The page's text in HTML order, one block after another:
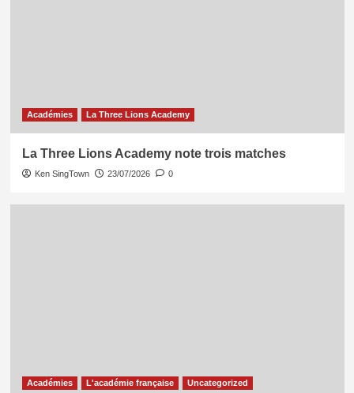
Académies La Three Lions Academy
La Three Lions Academy note trois matches
Ken SingTown 23/07/2026 0
Académies L'académie française Uncategorized